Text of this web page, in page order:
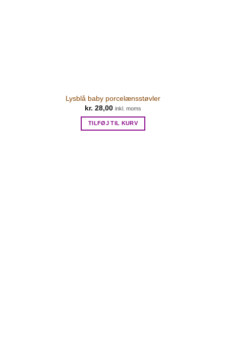
Lysblå baby porcelænsstøvler
kr. 28,00 inkl. moms
TILFØJ TIL KURV